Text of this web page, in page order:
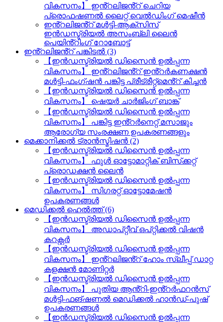
വികസനം】 ഇൻ്റലിജൻ്റ് ചെറിയ
പ്രൊഫഷണൽ ലൈറ്റ് വെൽഡിംഗ് മെഷീൻ
ഇൻ്റലിജൻ്റ് മൾട്ടി-ആക്സിസ്
ഇൻഡസ്ട്രിയൽ അസംബ്ലി ലൈൻ
പെയിൻ്റിംഗ് റോബോട്ട്
ഇൻ്റലിജൻ്റ് പങ്കിടൽ (3)
【ഇൻഡസ്ട്രിയൽ ഡിസൈൻ ഉൽപ്പന്ന
വികസനം】 ഇൻ്റലിജൻ്റ് ഇൻ്റർകണക്ഷൻ
മൾട്ടി-ഫംഗ്ഷൻ പങ്കിട്ട പ്രീട്രീറ്റ്മെൻ്റ് കിച്ചൻ
【ഇൻഡസ്ട്രിയൽ ഡിസൈൻ ഉൽപ്പന്ന
വികസനം】 ഷെയർ ചാർജിംഗ് ബാങ്ക്
【ഇൻഡസ്ട്രിയൽ ഡിസൈൻ ഉൽപ്പന്ന
വികസനം】 പങ്കിട്ട ഇൻ്റർനെറ്റ് മസാജും
ആരോഗ്യ സംരക്ഷണ ഉപകരണങ്ങളും
മെക്കാനിക്കൽ ട്രാൻസ്മിഷൻ (2)
【ഇൻഡസ്ട്രിയൽ ഡിസൈൻ ഉൽപ്പന്ന
വികസനം】 ഫുൾ ഓട്ടോമാറ്റിക് ബിസ്‌ക്കറ്റ്
പ്രൊഡക്ഷൻ ലൈൻ
【ഇൻഡസ്ട്രിയൽ ഡിസൈൻ ഉൽപ്പന്ന
വികസനം】 സിഗരറ്റ് ഓട്ടോമേഷൻ
ഉപകരണങ്ങൾ
മെഡിക്കൽ ഹെൽത്ത് (6)
【ഇൻഡസ്ട്രിയൽ ഡിസൈൻ ഉൽപ്പന്ന
വികസനം】 അഡാപ്റ്റീവ് ഒപ്റ്റിക്കൽ വിഷൻ
കറക്റ്റർ
【ഇൻഡസ്ട്രിയൽ ഡിസൈൻ ഉൽപ്പന്ന
വികസനം】 ഇൻ്റലിജൻ്റ് ഹോം സ്ലീപ്പ് ഡാറ്റ
കളക്ഷൻ മോണിറ്റർ
【ഇൻഡസ്ട്രിയൽ ഡിസൈൻ ഉൽപ്പന്ന
വികസനം】 പുതിയ ആൻ്റി-ഇൻ്റർഫറൻസ്
മൾട്ടി-ഫങ്ഷണൽ മെഡിക്കൽ ഹാൻഡ്-പുഷ്
ഉപകരണങ്ങൾ
【ഇൻഡസ്ട്രിയൽ ഡിസൈൻ ഉൽപ്പന്ന